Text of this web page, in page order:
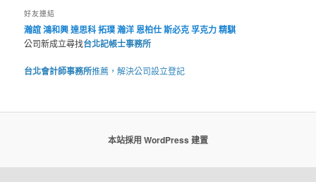
好友連結
瀚誼鴻和興達思科拓璞瀚洋 恩柏仕斯必克孚克力精騏
公司新成立尋找台北記帳士事務所
台北會計師事務所推薦，解決公司設立登記
本站採用 WordPress 建置